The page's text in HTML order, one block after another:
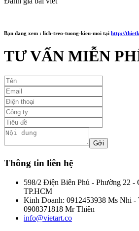
Bạn đang xem : lich-treo-tuong-kieu-moi tại http://
TƯ VẤN MIỄN
Thông tin liên hệ
598/2 Điện Biên Phủ - Phường 22 -
TP.HCM
Kinh Doanh: 0912453938 Ms Nhi -
0908371818 Mr Thiên
info@vietart.co